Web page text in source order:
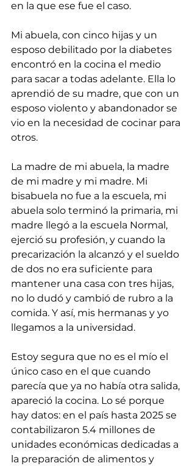
en la que ese fue el caso.
Mi abuela, con cinco hijas y un
esposo debilitado por la diabetes
encontró en la cocina el medio
para sacar a todas adelante. Ella lo
aprendió de su madre, que con un
esposo violento y abandonador se
vio en la necesidad de cocinar para
otros.
La madre de mi abuela, la madre
de mi madre y mi madre. Mi
bisabuela no fue a la escuela, mi
abuela solo terminó la primaria, mi
madre llegó a la escuela Normal,
ejerció su profesión, y cuando la
precarización la alcanzó y el sueldo
de dos no era suficiente para
mantener una casa con tres hijas,
no lo dudó y cambió de rubro a la
comida. Y así, mis hermanas y yo
llegamos a la universidad.
Estoy segura que no es el mío el
único caso en el que cuando
parecía que ya no había otra salida,
apareció la cocina. Lo sé porque
hay datos: en el país hasta 2025 se
contabilizaron 5.4 millones de
unidades económicas dedicadas a
la preparación de alimentos y